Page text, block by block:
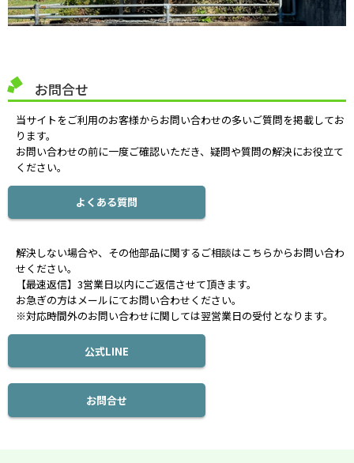
お問合せ
当サイトをご利用のお客様からお問い合わせの多いご質問を掲載してお
ります。
お問い合わせの前に一度ご確認いただき、疑問や質問の解決にお役立て
ください。
よくある質問
解決しない場合や、その他部品に関するご相談はこちらからお問い合わ
せください。
【最速返信】3営業日以内にご返信させて頂きます。
お急ぎの方はメールにてお問い合わせください。
※対応時間外のお問い合わせに関しては翌営業日の受付となります。
公式LINE
お問合せ